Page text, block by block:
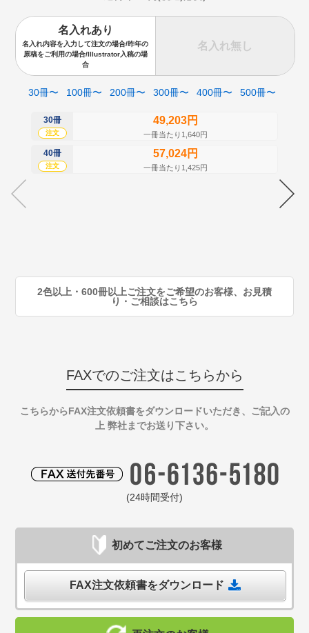
名入れあり
名入れ内容を入力して注文の場合/昨年の
原稿をご利用の場合/Illustrator入稿の場
合
名入れ無し
30冊〜 100冊〜 200冊〜 300冊〜 400冊〜 500冊〜
30冊
注文
49,203円
一冊当たり1,640円
40冊
注文
57,024円
一冊当たり1,425円
2色以上・600冊以上ご注文をご希望のお客様、お見積
り・ご相談はこちら
FAXでのご注文はこちらから
こちらからFAX注文依頼書をダウンロードいただき、ご記入の
上 弊社までお送り下さい。
(24時間受付)
初めてご注文のお客様
FAX注文依頼書をダウンロード